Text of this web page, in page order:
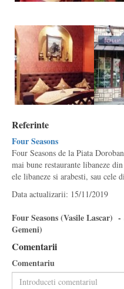
Referinte
Four Seasons
Four Seasons de la Piata
mai bune restaurante libaneze
ele libaneze si arabesti, sau cele
Data actualizarii: 15/11/2019
Four Seasons (Vasile Lascar)
Gemeni)
Comentarii
Comentariu